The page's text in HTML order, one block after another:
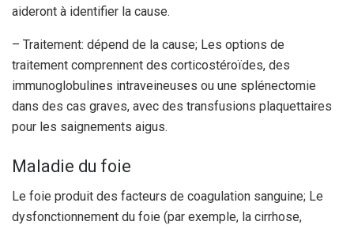
aideront à identifier la cause.
– Traitement: dépend de la cause; Les options de
traitement comprennent des corticostéroïdes, des
immunoglobulines intraveineuses ou une splénectomie
dans des cas graves, avec des transfusions plaquettaires
pour les saignements aigus.
Maladie du foie
Le foie produit des facteurs de coagulation sanguine; Le
dysfonctionnement du foie (par exemple, la cirrhose,